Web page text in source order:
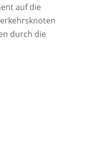
auf die
durch die